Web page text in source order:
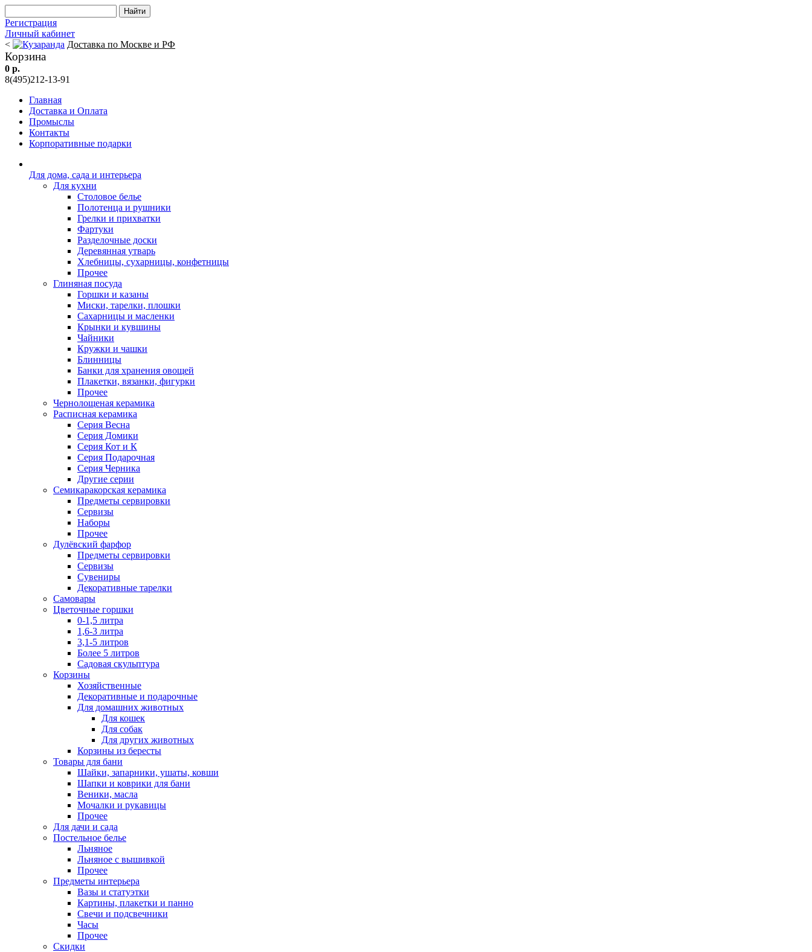
Регистрация
Личный кабинет
<
Доставка по Москве и РФ
Корзина
0 р.
8(495)212-13-91
Главная
Доставка и Оплата
Промыслы
Контакты
Корпоративные подарки
Для дома, сада и интерьера
Для кухни
Столовое белье
Полотенца и рушники
Грелки и прихватки
Фартуки
Разделочные доски
Деревянная утварь
Хлебницы, сухарницы, конфетницы
Прочее
Глиняная посуда
Горшки и казаны
Миски, тарелки, плошки
Сахарницы и масленки
Крынки и кувшины
Чайники
Кружки и чашки
Блинницы
Банки для хранения овощей
Плакетки, вязанки, фигурки
Прочее
Чернолощеная керамика
Расписная керамика
Серия Весна
Серия Домики
Серия Кот и К
Серия Подарочная
Серия Черника
Другие серии
Семикаракорская керамика
Предметы сервировки
Сервизы
Наборы
Прочее
Дулёвский фарфор
Предметы сервировки
Сервизы
Сувениры
Декоративные тарелки
Самовары
Цветочные горшки
0-1,5 литра
1,6-3 литра
3,1-5 литров
Более 5 литров
Садовая скульптура
Корзины
Хозяйственные
Декоративные и подарочные
Для домашних животных
Для кошек
Для собак
Для других животных
Корзины из бересты
Товары для бани
Шайки, запарники, ушаты, ковши
Шапки и коврики для бани
Веники, масла
Мочалки и рукавицы
Прочее
Для дачи и сада
Постельное белье
Льняное
Льняное с вышивкой
Прочее
Предметы интерьера
Вазы и статуэтки
Картины, плакетки и панно
Свечи и подсвечники
Часы
Прочее
Скидки